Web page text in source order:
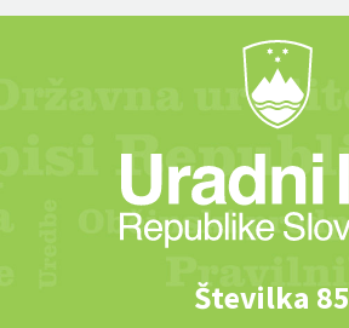
Številka 85